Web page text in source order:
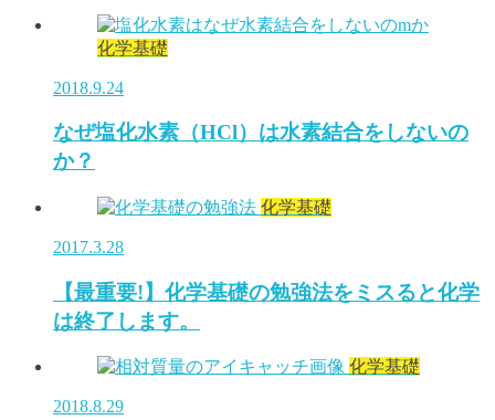
化学基礎
2018.9.24
なぜ塩化水素（HCl）は水素結合をしないの
か？
化学基礎
2017.3.28
【最重要!】化学基礎の勉強法をミスると化学
は終了します。
化学基礎
2018.8.29